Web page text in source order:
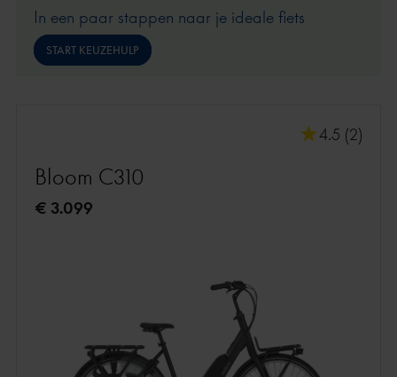
In een paar stappen naar je ideale fiets
START KEUZEHULP
4.5 (2)
Bloom C310
€ 3.099